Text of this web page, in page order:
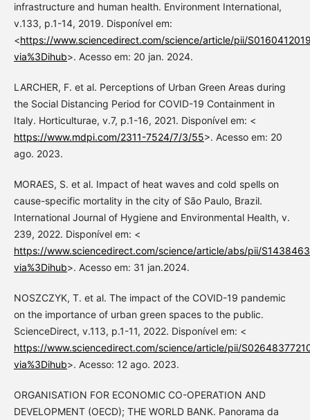
infrastructure and human health. Environment International,
v.133, p.1-14, 2019. Disponível em:
<https://www.sciencedirect.com/science/article/pii/
via%3Dihub>. Acesso em: 20 jan. 2024.
LARCHER, F. et al. Perceptions of Urban Green Areas during
the Social Distancing Period for COVID-19 Containment in
Italy. Horticulturae, v.7, p.1-16, 2021. Disponível em: <
https://www.mdpi.com/2311-7524/7/3/55>. Acesso em: 20
ago. 2023.
MORAES, S. et al. Impact of heat waves and cold spells on
cause-specific mortality in the city of São Paulo, Brazil.
International Journal of Hygiene and Environmental Health, v.
239, 2022. Disponível em: <
https://www.sciencedirect.com/science/article/abs/pii/
via%3Dihub>. Acesso em: 31 jan.2024.
NOSZCZYK, T. et al. The impact of the COVID-19 pandemic
on the importance of urban green spaces to the public.
ScienceDirect, v.113, p.1-11, 2022. Disponível em: <
https://www.sciencedirect.com/science/article/pii/
via%3Dihub>. Acesso: 12 ago. 2023.
ORGANISATION FOR ECONOMIC CO-OPERATION AND
DEVELOPMENT (OECD); THE WORLD BANK. Panorama da